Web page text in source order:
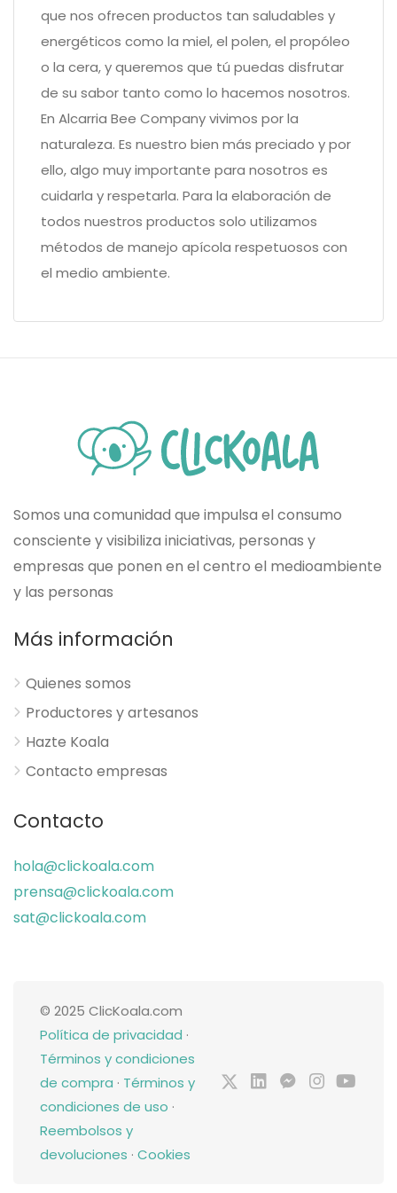
que nos ofrecen productos tan saludables y
energéticos como la miel, el polen, el propóleo
o la cera, y queremos que tú puedas disfrutar
de su sabor tanto como lo hacemos nosotros.
En Alcarria Bee Company vivimos por la
naturaleza. Es nuestro bien más preciado y por
ello, algo muy importante para nosotros es
cuidarla y respetarla. Para la elaboración de
todos nuestros productos solo utilizamos
métodos de manejo apícola respetuosos con
el medio ambiente.
Somos una comunidad que impulsa el consumo
consciente y visibiliza iniciativas, personas y
empresas que ponen en el centro el medioambiente
y las personas
Más información
Quienes somos
Productores y artesanos
Hazte Koala
Contacto empresas
Contacto
hola@clickoala.com
prensa@clickoala.com
sat@clickoala.com
© 2025 ClicKoala.com
Política de privacidad ·
Términos y condiciones
de compra · Términos y
condiciones de uso ·
Reembolsos y
devoluciones · Cookies